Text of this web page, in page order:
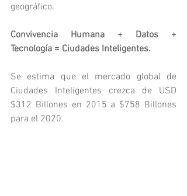
geográfico.
Convivencia Humana + Datos +
Tecnología = Ciudades Inteligentes.
Se estima que el mercado global de
Ciudades Inteligentes crezca de USD
$312 Billones en 2015 a $758 Billones
para el 2020.